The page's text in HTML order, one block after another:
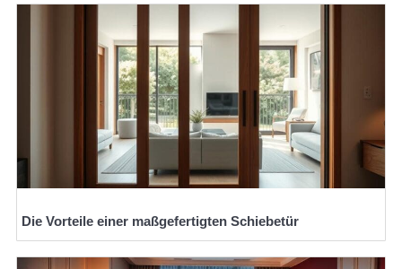
Die Vorteile einer maßgefertigten Schiebetür